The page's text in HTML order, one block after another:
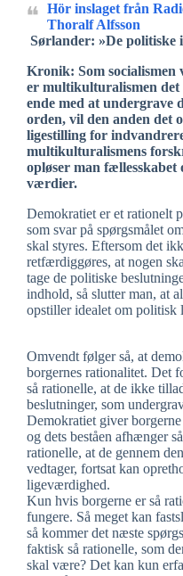
Hör inslaget från
Thoralf Alfsson
Sørlander: »De politiske
Kronik: Som socialismen
er multikulturalismen det
ende med at undergrave
orden, vil den anden det
ligestilling for
multikulturalismens
opløser man fællesskabet
værdier.
Demokratiet er et rationelt
som svar på spørgsmålet
skal styres. Eftersom det
retfærdiggøres, at nogen
tage de politiske
indhold, så slutter man, at
opstiller idealet om politisk
Omvendt følger så, at
borgernes rationalitet. Det
så rationelle, at de ikke
beslutninger, som
Demokratiet giver
og dets beståen afhænger
rationelle, at de gennem
vedtager, fortsat kan
ligeværdighed.
Kun hvis borgerne er så
fungere. Så meget kan
så kommer det næste
faktisk så rationelle, som
skal være? Det kan kun